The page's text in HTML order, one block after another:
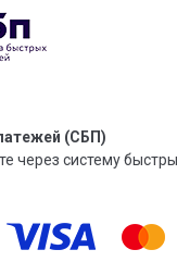
(СБП)
через систему